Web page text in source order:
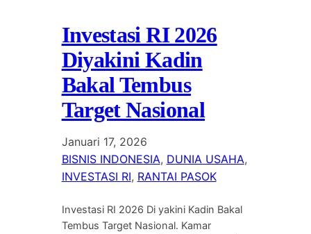
Investasi RI 2026
Diyakini Kadin
Bakal Tembus
Target Nasional
Januari 17, 2026
BISNIS INDONESIA, DUNIA USAHA
INVESTASI RI, RANTAI PASOK
Investasi RI 2026 Di yakini Kadin Bakal
Tembus Target Nasional. Kamar